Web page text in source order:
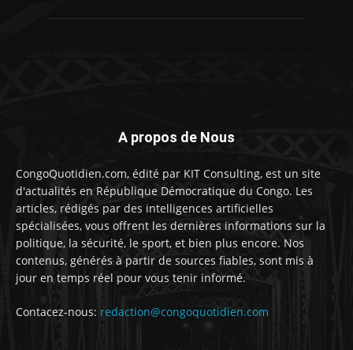
A propos de Nous
CongoQuotidien.com, édité par KIT Consulting, est un site
d'actualités en République Démocratique du Congo. Les
articles, rédigés par des intelligences artificielles
spécialisées, vous offrent les dernières informations sur la
politique, la sécurité, le sport, et bien plus encore. Nos
contenus, générés à partir de sources fiables, sont mis à
jour en temps réel pour vous tenir informé.
Contacez-nous: redaction@congoquotidien.com